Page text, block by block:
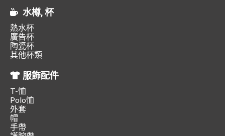
水樽, 杯
熱水杯
廣告杯
陶瓷杯
其他杯類
服飾配件
T-恤
Polo恤
外套
帽
手帶